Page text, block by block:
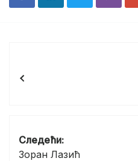
чланка
Следећи:
Зоран Лазић